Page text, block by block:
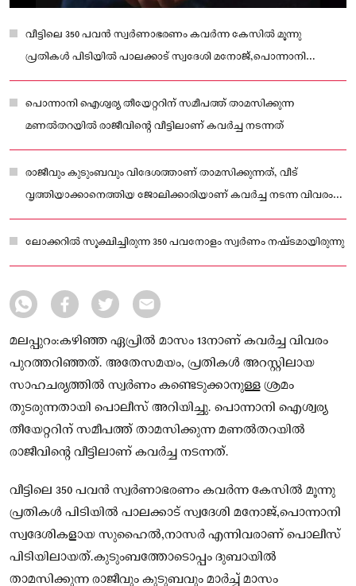
വീട്ടിലെ 350 പവൻ സ്വർണാഭരണം കവർന്ന കേസിൽ മൂന്നു
പ്രതികൾ പിടിയിൽ പാലക്കാട് സ്വദേശി മനോജ്,പൊന്നാനി
സ്വദേശികളായ സുഹൈൽ,നാസർ എന്നിവരാണ് പൊലീസ്
പിടിയിലായത്
പൊന്നാനി ഐശ്വര്യ തീയേറ്ററിന് സമീപത്ത് താമസിക്കുന്ന
മണൽതറയിൽ രാജീവിന്റെ വീട്ടിലാണ് കവർച്ച നടന്നത്
രാജീവും കുടുംബവും വിദേശത്താണ് താമസിക്കുന്നത്, വീട്
വൃത്തിയാക്കാനെത്തിയ ജോലിക്കാരിയാണ് കവർച്ച നടന്ന വിവരം
ആദ്യം മനസിലാക്കിയത്.
ലോക്കറിൽ സൂക്ഷിച്ചിരുന്ന 350 പവനോളം സ്വർണം നഷ്ടമായിരുന്നു
മലപ്പുറം:കഴിഞ്ഞ ഏപ്രിൽ മാസം 13നാണ് കവർച്ച വിവരം
പുറത്തറിഞ്ഞത്. അതേസമയം, പ്രതികൾ അറസ്റ്റിലായ
സാഹചര്യത്തിൽ സ്വർണം കണ്ടെടുക്കാനുള്ള ശ്രമം
തുടരുന്നതായി പൊലീസ് അറിയിച്ചു. പൊന്നാനി ഐശ്വര്യ
തീയേറ്ററിന് സമീപത്ത് താമസിക്കുന്ന മണൽതറയിൽ
രാജീവിന്റെ വീട്ടിലാണ് കവർച്ച നടന്നത്.
വീട്ടിലെ 350 പവൻ സ്വർണാഭരണം കവർന്ന കേസിൽ മൂന്നു
പ്രതികൾ പിടിയിൽ പാലക്കാട് സ്വദേശി മനോജ്,പൊന്നാനി
സ്വദേശികളായ സുഹൈൽ,നാസർ എന്നിവരാണ് പൊലീസ്
പിടിയിലായത്.കുടുംബത്തോടൊപ്പം ദുബായിൽ
താമസിക്കുന്ന രാജീവും കുടുബവും മാർച്ച് മാസം